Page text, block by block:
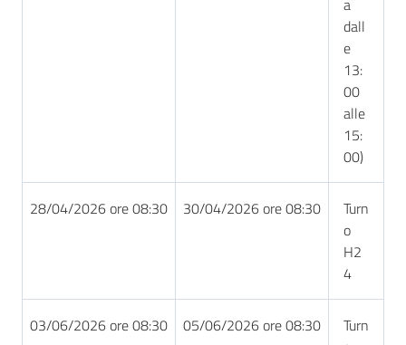
dall
e
13:
00
alle
15:
00)
28/04/2026 ore 08:30 30/04/2026 ore 08:30
Turn
o
H2
4
03/06/2026 ore 08:30 05/06/2026 ore 08:30
Turn